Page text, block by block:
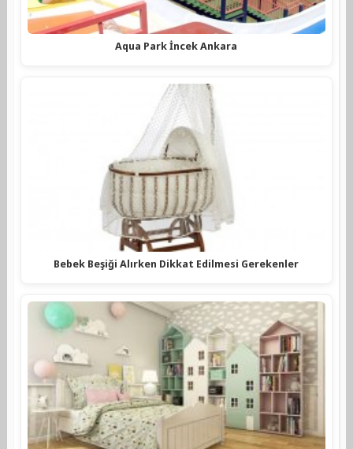
Aqua Park İncek Ankara
Bebek Beşiği Alırken Dikkat Edilmesi Gerekenler